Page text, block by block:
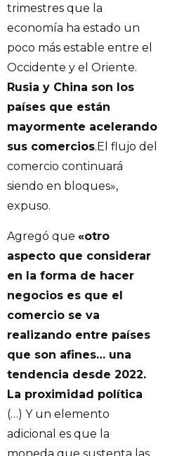
trimestres que la
economía ha estado un
poco más estable entre el
Occidente y el Oriente.
Rusia y China son los
países que están
mayormente acelerando
sus comercios.El flujo del
comercio continuará
siendo en bloques»,
expuso.
Agregó que «otro
aspecto que considerar
en la forma de hacer
negocios es que el
comercio se va
realizando entre países
que son afines… una
tendencia desde 2022.
La proximidad política
(…) Y un elemento
adicional es que la